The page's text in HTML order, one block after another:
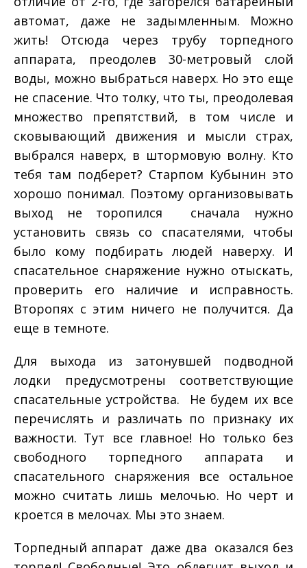
автомат, даже не задымленным. Можно
жить! Отсюда через трубу торпедного
аппарата, преодолев 30­-метровый слой
воды, можно выбраться наверх. Но это еще
не спасение. Что толку, что ты, преодолевая
множество препятствий, в том числе и
сковывающий движения и мысли страх,
выбрался наверх, в штормовую волну. Кто
тебя там подберет? Старпом Кубынин это
хорошо понимал. Поэтому организовывать
выход не торопился ­ сначала нужно
установить связь со спасателями, чтобы
было кому подбирать людей наверху. И
спасательное снаряжение нужно отыскать,
проверить его наличие и исправность.
Второпях с этим ничего не получится. Да
еще в темноте.
Для выхода из затонувшей подводной
лодки предусмотрены соответствующие
спасательные устройства. Не будем их все
перечислять и различать по признаку их
важности. Тут все главное! Но только без
свободного торпедного аппарата и
спасательного снаряжения все остальное
можно считать лишь мелочью. Но черт и
кроется в мелочах. Мы это знаем.
Торпедный аппарат ­ даже два ­ оказался без